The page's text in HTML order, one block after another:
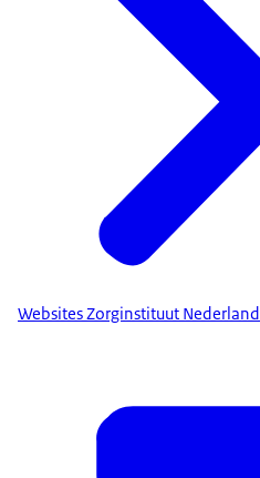
Websites Zorginstituut Nederland